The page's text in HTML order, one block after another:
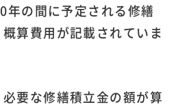
年の間に予定される修繕
算費用が記載されていま
要な修繕積立金の額が算